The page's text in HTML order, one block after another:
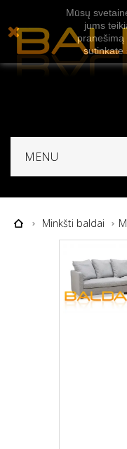
MENU
Minkšti baldai
Mūsų
jums
pranešimą
sutinkate